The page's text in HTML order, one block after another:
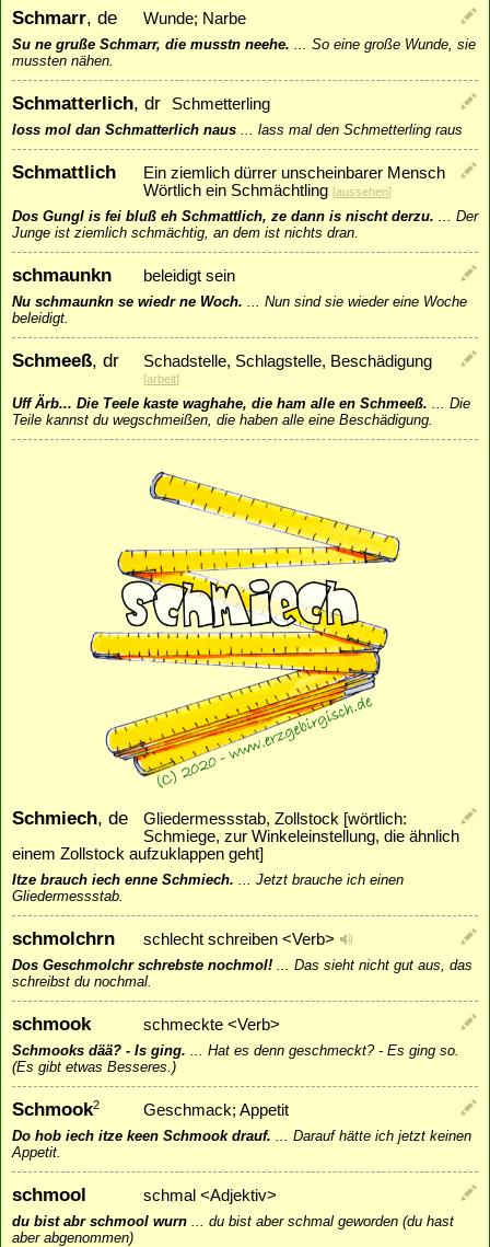
Schmarr, de Wunde; Narbe
Su ne gruße Schmarr, die musstn neehe. ... So eine große Wunde, sie
mussten nähen.
Schmatterlich, dr Schmetterling
loss mol dan Schmatterlich naus ... lass mal den Schmetterling raus
Schmattlich
Ein ziemlich dürrer unscheinbarer Mensch
Wörtlich ein Schmächtling [aussehen]
Dos Gungl is fei bluß eh Schmattlich, ze dann is nischt derzu. ... Der
Junge ist ziemlich schmächtig, an dem ist nichts dran.
schmaunkn beleidigt sein
Nu schmaunkn se wiedr ne Woch. ... Nun sind sie wieder eine Woche
beleidigt.
Schmeeß, dr Schadstelle, Schlagstelle, Beschädigung
[arbeit]
Uff Ärb... Die Teele kaste waghahe, die ham alle en Schmeeß. ... Die
Teile kannst du wegschmeißen, die haben alle eine Beschädigung.
Schmiech, de
Gliedermessstab, Zollstock [wörtlich:
Schmiege, zur Winkeleinstellung, die ähnlich
einem Zollstock aufzuklappen geht]
Itze brauch iech enne Schmiech.
Jetzt brauche ich einen
Gliedermessstab.
schmolchrn schlecht schreiben <Verb>
Dos Geschmolchr schrebste nochmol!
Das sieht nicht gut aus, das
schreibst du nochmal.
schmook schmeckte <Verb>
Schmooks dää? - Is ging.
Hat es denn geschmeckt? - Es ging so.
(Es gibt etwas Besseres.)
Schmook2 Geschmack; Appetit
Do hob iech itze keen Schmook drauf.
Darauf hätte ich jetzt keinen
Appetit.
schmool schmal <Adjektiv>
du bist abr schmool wurn
du bist aber schmal geworden (du hast
aber abgenommen)